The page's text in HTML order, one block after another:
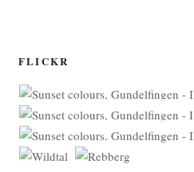
FLICKR